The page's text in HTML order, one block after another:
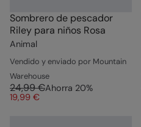
Sombrero de pescador
Riley para niños Rosa
Animal
Vendido y enviado por Mountain
Warehouse
24,99 €Ahorra 20%
19,99 €